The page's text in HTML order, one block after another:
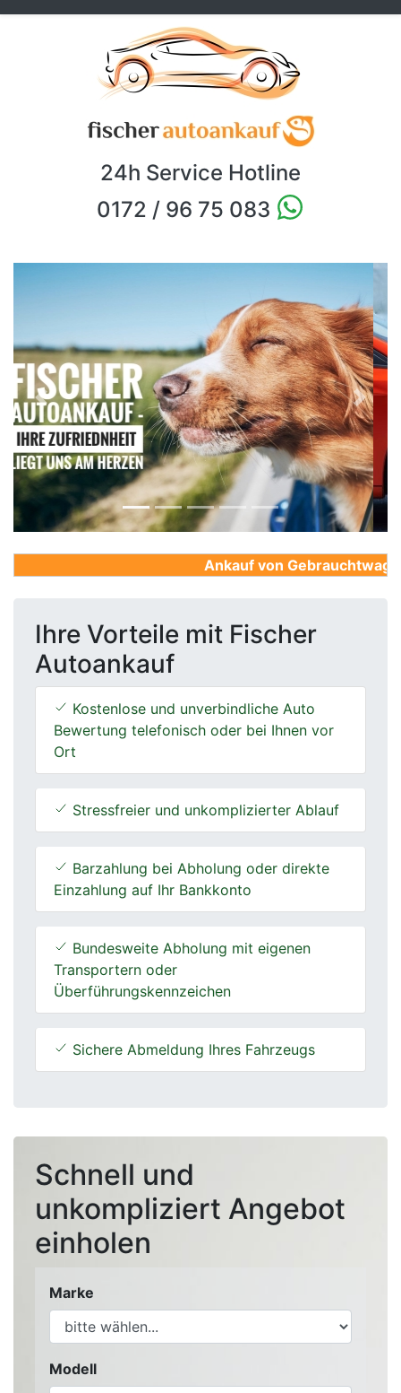
24h Service Hotline
0172 / 96 75 083
Previous Next
Ankauf von
Ihre Vorteile mit Fischer
Autoankauf
Kostenlose und unverbindliche Auto
Bewertung telefonisch oder bei Ihnen vor
Ort
Stressfreier und unkomplizierter Ablauf
Barzahlung bei Abholung oder direkte
Einzahlung auf Ihr Bankkonto
Bundesweite Abholung mit eigenen
Transportern oder
Überführungskennzeichen
Sichere Abmeldung Ihres Fahrzeugs
Schnell und
unkompliziert Angebot
einholen
Marke
Modell